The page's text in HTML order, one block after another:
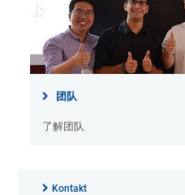
团队
了解团队
Kontakt